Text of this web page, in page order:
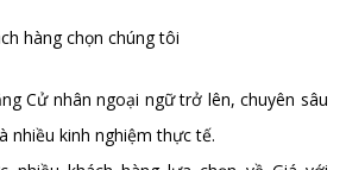
hàng chọn chúng tôi
Cử nhân ngoại ngữ trở lên, chuyên sâu
nhiều kinh nghiệm thực tế.